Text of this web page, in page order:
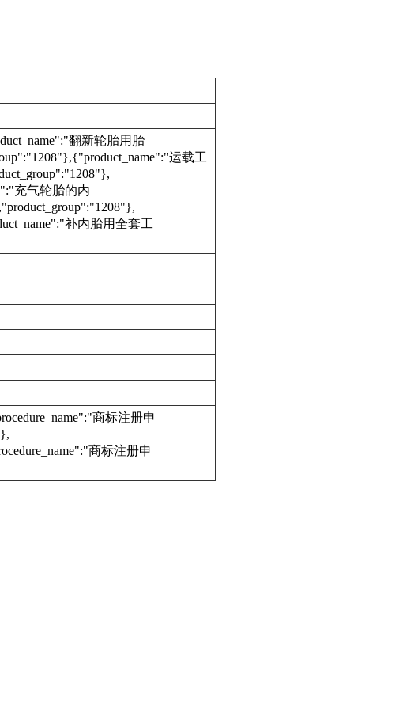
翻新轮胎用胎
运载工
充气轮胎的内
补内胎用全套工
商标注册申
商标注册申